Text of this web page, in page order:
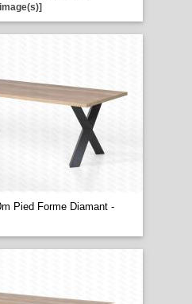
Pied Forme Diamant -